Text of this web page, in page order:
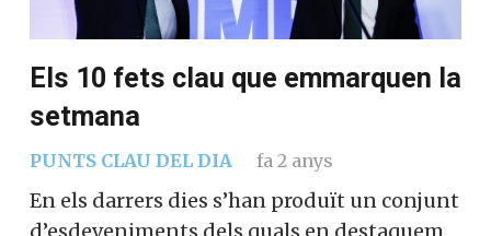
Els 10 fets clau que emmarquen la
setmana
PUNTS CLAU DEL DIA fa 2 anys
En els darrers dies s’han produït un conjunt
d’esdeveniments dels quals en destaquem